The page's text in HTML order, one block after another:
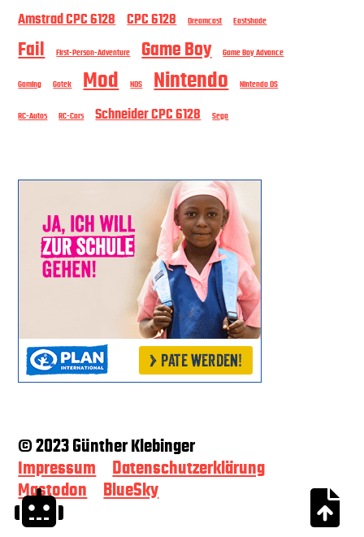
Amstrad CPC 6128 CPC 6128 Dreamcast Eastshade
Fail First-Person-Adventure Game Boy Game Boy Advance
Gaming Gotek Mod NDS Nintendo Nintendo DS
RC-Autos RC-Cars Schneider CPC 6128 Sega
© 2023 Günther Klebinger
Impressum
Datenschutzerklärung
Mastodon
BlueSky
 